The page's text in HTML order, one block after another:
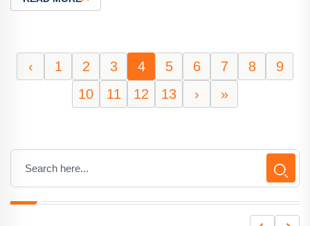
‹ 1 2 3 4 5 6 7 8
9
10
11 12 13 › »